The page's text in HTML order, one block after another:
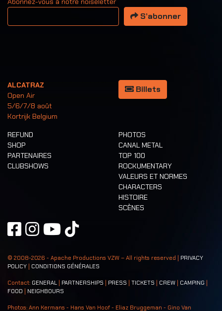
Votre adresse email
S’abonner
ALCATRAZ
Open Air
5/6/7/8 août
Kortrijk Belgium
Billets
REFUND
SHOP
PARTENAIRES
CLUBSHOWS
PHOTOS
CANAL METAL
TOP 100
ROCKUMENTARY
VALEURS ET NORMES
CHARACTERS
HISTOIRE
SCÈNES
© 2008-2026 - Apache Productions VZW – All rights reserved | PRIVACY
POLICY | CONDITIONS GÉNÉRALES
Contact: GENERAL | PARTNERSHIPS | PRESS | TICKETS | CREW | CAMPING |
FOOD | NEIGHBOURS
Photos: Ann Kermans - Hans Van Hoof - Eliaz Bruggeman - Gino Van